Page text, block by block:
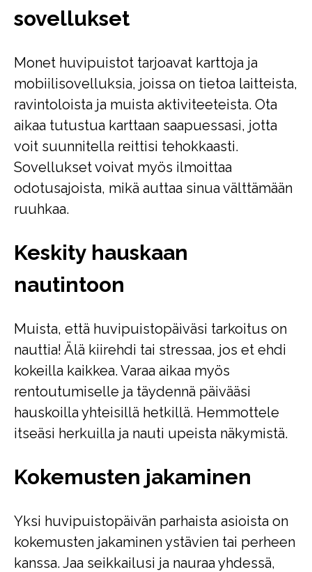
sovellukset
Monet huvipuistot tarjoavat karttoja ja
mobiilisovelluksia, joissa on tietoa laitteista,
ravintoloista ja muista aktiviteeteista. Ota
aikaa tutustua karttaan saapuessasi, jotta
voit suunnitella reittisi tehokkaasti.
Sovellukset voivat myös ilmoittaa
odotusajoista, mikä auttaa sinua välttämään
ruuhkaa.
Keskity hauskaan
nautintoon
Muista, että huvipuistopäiväsi tarkoitus on
nauttia! Älä kiirehdi tai stressaa, jos et ehdi
kokeilla kaikkea. Varaa aikaa myös
rentoutumiselle ja täydennä päivääsi
hauskoilla yhteisillä hetkillä. Hemmottele
itseäsi herkuilla ja nauti upeista näkymistä.
Kokemusten jakaminen
Yksi huvipuistopäivän parhaista asioista on
kokemusten jakaminen ystävien tai perheen
kanssa. Jaa seikkailusi ja nauraa yhdessä,